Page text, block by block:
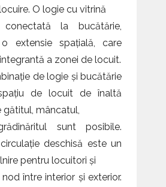
O logie cu vitrină
la bucătărie,
extensie spațială, care
a zonei de locuit.
de logie și bucătărie
de locuit de înaltă
mâncatul,
sunt posibile.
deschisă este un
pentru locuitori și
între interior și exterior.